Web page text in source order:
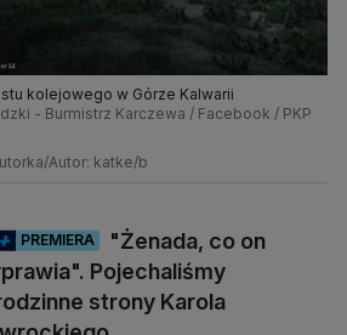
kolejowego w Górze Kalwarii
- Burmistrz Karczewa / Facebook / PKP
Autor: katke/b
PREMIERA
"Żenada, co on
Pojechaliśmy
strony Karola